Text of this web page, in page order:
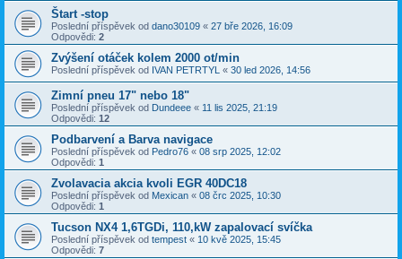
Štart -stop
Poslední příspěvek od dano30109 « 27 bře 2026, 16:09
Odpovědi: 2
Zvýšení otáček kolem 2000 ot/min
Poslední příspěvek od IVAN PETRTYL « 30 led 2026, 14:56
Zimní pneu 17" nebo 18"
Poslední příspěvek od Dundeee « 11 lis 2025, 21:19
Odpovědi: 12
Podbarvení a Barva navigace
Poslední příspěvek od Pedro76 « 08 srp 2025, 12:02
Odpovědi: 1
Zvolavacia akcia kvoli EGR 40DC18
Poslední příspěvek od Mexican « 08 črc 2025, 10:30
Odpovědi: 1
Tucson NX4 1,6TGDi, 110,kW zapalovací svíčka
Poslední příspěvek od tempest « 10 kvě 2025, 15:45
Odpovědi: 7